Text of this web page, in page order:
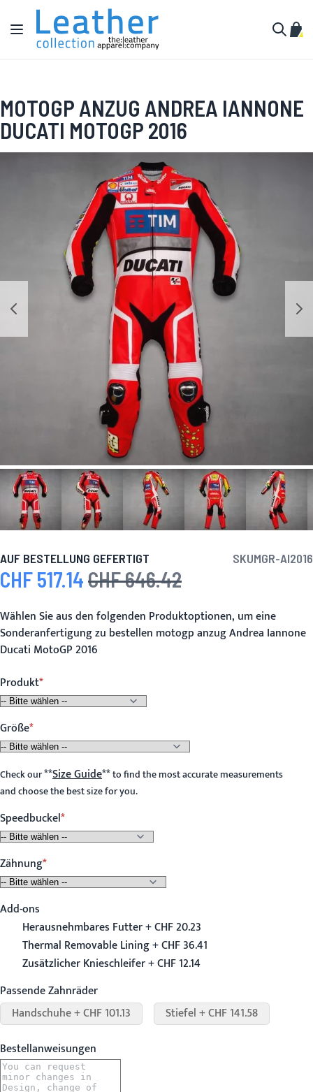
Zum Inhalt springen
Navigation umschalten
MOTOGP ANZUG ANDREA IANNONE
DUCATI MOTOGP 2016
AUF BESTELLUNG GEFERTIGT SKUMGR-AI2016
Sonderpreis
CHF 517.14 Regulärer Preis
CHF 646.42
Wählen Sie aus den folgenden Produktoptionen, um eine
Sonderanfertigung zu bestellen motogp anzug Andrea Iannone
Ducati MotoGP 2016
Produkt
Größe
Check our**Size Guide**to find the most accurate measurements
and choose the best size for you.
Speedbuckel
Zähnung
Add-ons
Herausnehmbares Futter + CHF 20.23
Thermal Removable Lining + CHF 36.41
Zusätzlicher Knieschleifer + CHF 12.14
Passende Zahnräder
Handschuhe + CHF 101.13
Stiefel + CHF 141.58
Bestellanweisungen